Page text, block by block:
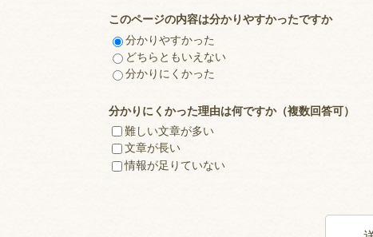
このページの内容は分かりやすかったですか
分かりやすかった
どちらともいえない
分かりにくかった
分かりにくかった理由は何ですか（複数回答可）
難しい文章が多い
文章が長い
情報が足りていない